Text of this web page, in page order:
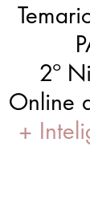
2º
Online
+